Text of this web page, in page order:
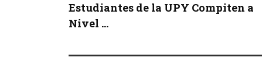
Estudiantes de la UPY Compiten a
Nivel ...